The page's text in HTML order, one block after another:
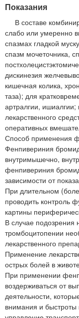
Показания
В составе
слабо или умеренно
спазмах гладкой
спазм мочеточника,
дискинезия
кишечная колика,
таза); для
артралгии, ишиалгии;
лекарственного
оперативных
Способ применения
Фенпивериния
внутримышечно,
фенпивериния
зависимости от
При длительном
проводить контроль
картины
В случае подозрения
тромбоцитопении
лекарственного
Применение
острых болей в
При применении
воздерживаться от
деятельности,
внимания и